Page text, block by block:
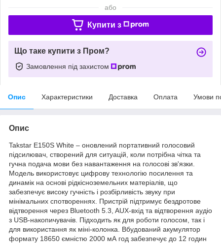
або
Купити з
Що таке купити з Пром?
Замовлення під захистом
Опис Характеристики Доставка Оплата Умови
Опис
Takstar E150S White – оновлений портативний голосовий
підсилювач, створений для ситуацій, коли потрібна чітка та
гучна подача мови без навантаження на голосові зв'язки.
Модель використовує цифрову технологію посилення та
динамік на основі рідкісноземельних матеріалів, що
забезпечує високу гучність і розбірливість звуку при
мінімальних спотвореннях. Пристрій підтримує бездротове
відтворення через Bluetooth 5.3, AUX-вхід та відтворення аудіо
з USB-накопичувачів. Підходить як для роботи голосом, так і
для використання як міні-колонка. Вбудований акумулятор
формату 18650 ємністю 2000 мА год забезпечує до 12 годин